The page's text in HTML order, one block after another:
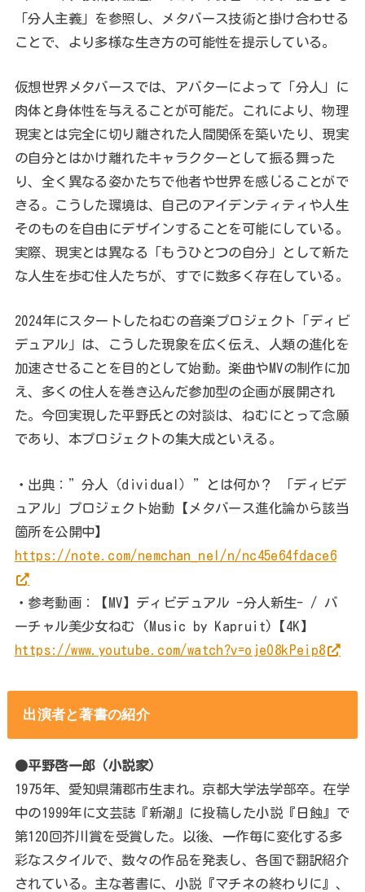
「分人主義」を参照し、メタバース技術と掛け合わせる
ことで、より多様な生き方の可能性を提示している。
仮想世界メタバースでは、アバターによって「分人」に
肉体と身体性を与えることが可能だ。これにより、物理
現実とは完全に切り離された人間関係を築いたり、現実
の自分とはかけ離れたキャラクターとして振る舞った
り、全く異なる姿かたちで他者や世界を感じることがで
きる。こうした環境は、自己のアイデンティティや人生
そのものを自由にデザインすることを可能にしている。
実際、現実とは異なる「もうひとつの自分」として新た
な人生を歩む住人たちが、すでに数多く存在している。
2024年にスタートしたねむの音楽プロジェクト「ディビ
デュアル」は、こうした現象を広く伝え、人類の進化を
加速させることを目的として始動。楽曲やMVの制作に加
え、多くの住人を巻き込んだ参加型の企画が展開され
た。今回実現した平野氏との対談は、ねむにとって念願
であり、本プロジェクトの集大成といえる。
・出典：”分人（dividual）”とは何か？ 「ディビデ
ュアル」プロジェクト始動【メタバース進化論から該当
箇所を公開中】
https://note.com/nemchan_nel/n/nc45e64fdace6
・参考動画：【MV】ディビデュアル -分人新生- / バ
ーチャル美少女ねむ (Music by Kapruit)【4K】
https://www.youtube.com/watch?v=ojeO8kPeip8
出演者と著書の紹介
●平野啓一郎（小説家）
1975年、愛知県蒲郡市生まれ。京都大学法学部卒。在学
中の1999年に文芸誌『新潮』に投稿した小説『日蝕』で
第120回芥川賞を受賞した。以後、一作毎に変化する多
彩なスタイルで、数々の作品を発表し、各国で翻訳紹介
されている。主な著書に、小説『マチネの終わりに』、